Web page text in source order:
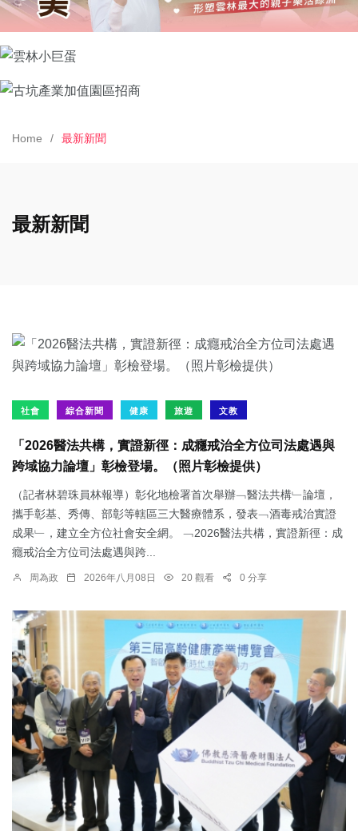
Home 最新新聞
最新新聞
社會 綜合新聞 健康 旅遊 文教
「2026醫法共構，實證新徑：成癮戒治全方位司法處遇與
跨域協力論壇」彰檢登場。（照片彰檢提供）
（記者林碧珠員林報導）彰化地檢署首次舉辦﹁醫法共構﹂論壇，
攜手彰基、秀傳、部彰等轄區三大醫療體系，發表﹁酒毒戒治實證
成果﹂，建立全方位社會安全網。 ﹁2026醫法共構，實證新徑：成
癮戒治全方位司法處遇與跨...
周為政 2026年八月08日 20 觀看 0 分享